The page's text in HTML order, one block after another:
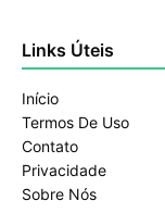
Links Úteis
Início
Termos De Uso
Contato
Privacidade
Sobre Nós